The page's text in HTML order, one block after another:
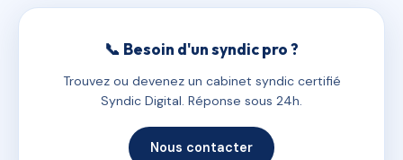
📞 Besoin d'un syndic pro ?
Trouvez ou devenez un cabinet syndic certifié
Syndic Digital. Réponse sous 24h.
Nous contacter